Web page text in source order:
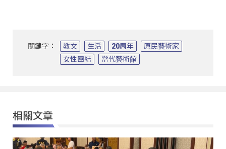
關鍵字： 教文 生活 20周年
原民藝術家
女性團結
當代藝術館
相關文章